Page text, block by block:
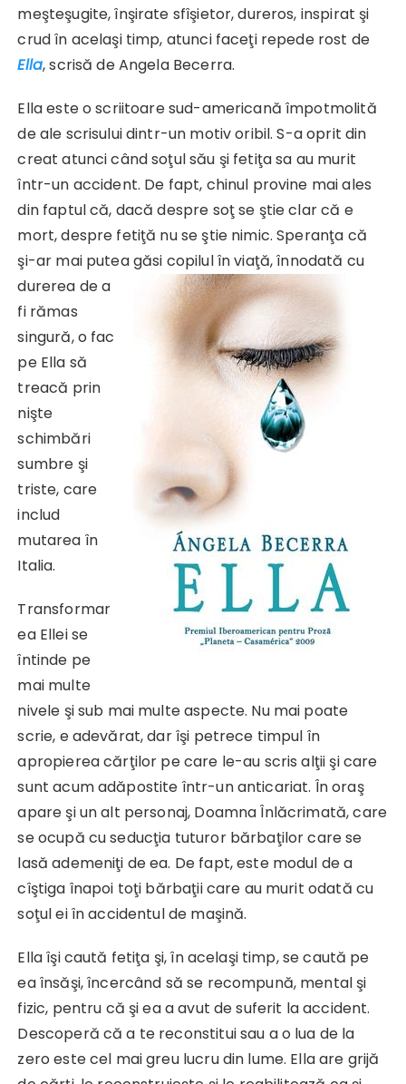
meşteşugite, înşirate sfîşietor, dureros, inspirat şi
crud în acelaşi timp, atunci faceţi repede rost de
Ella, scrisă de Angela Becerra.
Ella este o scriitoare sud-americană împotmolită
de ale scrisului dintr-un motiv oribil. S-a oprit din
creat atunci când soţul său şi fetiţa sa au murit
într-un accident. De fapt, chinul provine mai ales
din faptul că, dacă despre soţ se ştie clar că e
mort, despre fetiţă nu se ştie nimic. Speranţa că
şi-ar mai putea găsi copilul în viaţă, înnodată cu
durerea de a
fi rămas
singură, o fac
pe Ella să
treacă prin
nişte
schimbări
sumbre şi
triste, care
includ
mutarea în
Italia.
Transformar
ea Ellei se
întinde pe
mai multe
nivele şi sub mai multe aspecte. Nu mai poate
scrie, e adevărat, dar îşi petrece timpul în
apropierea cărţilor pe care le-au scris alţii şi care
sunt acum adăpostite într-un anticariat. În oraş
apare şi un alt personaj, Doamna Înlăcrimată, care
se ocupă cu seducţia tuturor bărbaţilor care se
lasă ademeniţi de ea. De fapt, este modul de a
cîştiga înapoi toţi bărbaţii care au murit odată cu
soţul ei în accidentul de maşină.
Ella îşi caută fetiţa şi, în acelaşi timp, se caută pe
ea însăşi, încercând să se recompună, mental şi
fizic, pentru că şi ea a avut de suferit la accident.
Descoperă că a te reconstitui sau a o lua de la
zero este cel mai greu lucru din lume. Ella are grijă